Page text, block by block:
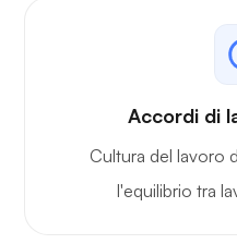
Accordi di
Cultura del lavoro
l'equilibrio tra